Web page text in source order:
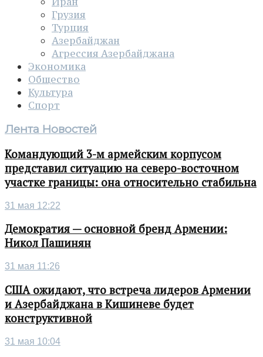
Грузия
Турция
Азербайджан
Агрессия Азербайджана
Экономика
Общество
Культура
Спорт
Лента Новостей
Командующий 3-м армейским корпусом
представил ситуацию на северо-восточном
участке границы: она относительно стабильна
31 мая 12:22
Демократия — основной бренд Армении:
Никол Пашинян
31 мая 11:26
США ожидают, что встреча лидеров Армении
и Азербайджана в Кишиневе будет
конструктивной
31 мая 10:04